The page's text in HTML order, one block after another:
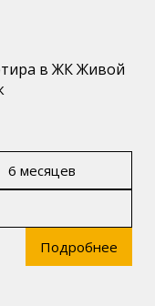
6 месяцев
Подробнее